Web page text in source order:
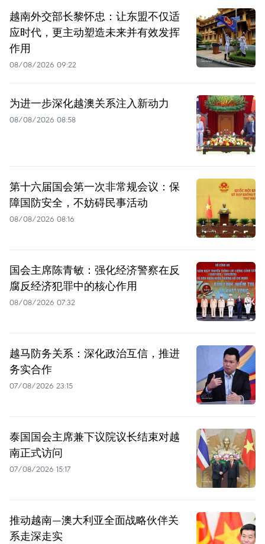
越南外交部长黎怀忠：让东盟不仅适
应时代，更主动塑造未来并有效发挥
作用
08/08/2026 09:22
为进一步深化越澳关系注入新动力
08/08/2026 08:58
第十六届国会第一次非常规会议：保
障国防安全，不妨碍民事活动
08/08/2026 08:16
国会主席陈青敏：强化经济警察在反
腐反经济犯罪中的核心作用
08/08/2026 07:32
越马防务关系：深化政治互信，推进
务实合作
07/08/2026 23:15
泰国国会主席兼下议院议长结束对越
南正式访问
07/08/2026 15:17
推动越南—澳大利亚全面战略伙伴关
系走深走实